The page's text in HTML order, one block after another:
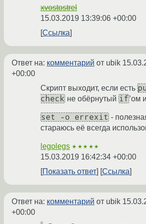
xvostostrel
15.03.2019 13:39:06 +00:00
Ссылка
Ответ на: комментарий от ubik
+00:00
Скрипт выходит, если есть
check не обёрнутый if’ом
set -o errexit -
стараюсь её всегда
legolegs ★★★★★
15.03.2019 16:42:34 +00:00
Показать ответ
Ссылка
Ответ на: комментарий от ubik
+00:00